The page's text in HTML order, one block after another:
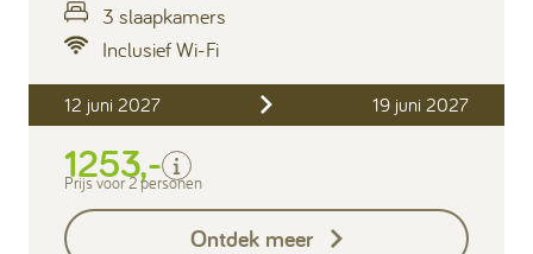
3 slaapkamers
Inclusief Wi-Fi
12 juni 2027 19 juni 2027
1253,-
Inclusief
Verblijfskosten
Keukendoekenpakket
Eindschoonmaak
Prijs voor 2 personen
Ontdek meer